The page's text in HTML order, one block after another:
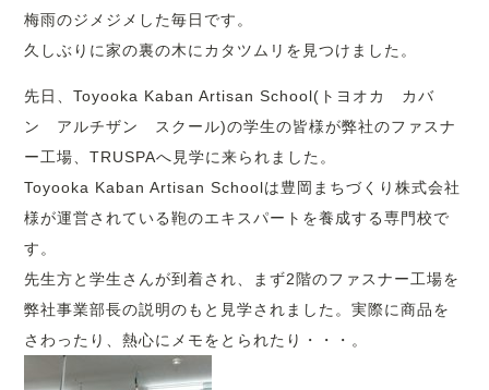
梅雨のジメジメした毎日です。
久しぶりに家の裏の木にカタツムリを見つけました。
先日、Toyooka Kaban Artisan School(トヨオカ カバ
ン アルチザン スクール)の学生の皆様が弊社のファスナ
ー工場、TRUSPAへ見学に来られました。
Toyooka Kaban Artisan Schoolは豊岡まちづくり株式会社
様が運営されている鞄のエキスパートを養成する専門校で
す。
先生方と学生さんが到着され、まず2階のファスナー工場を
弊社事業部長の説明のもと見学されました。実際に商品を
さわったり、熱心にメモをとられたり・・・。